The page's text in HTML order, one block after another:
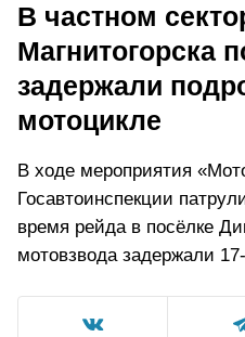
В частном
Магнитогорска
задержали
мотоцикле
В ходе мероприятия
Госавтоинспекции
время рейда в посёлке
мотовзвода задержали